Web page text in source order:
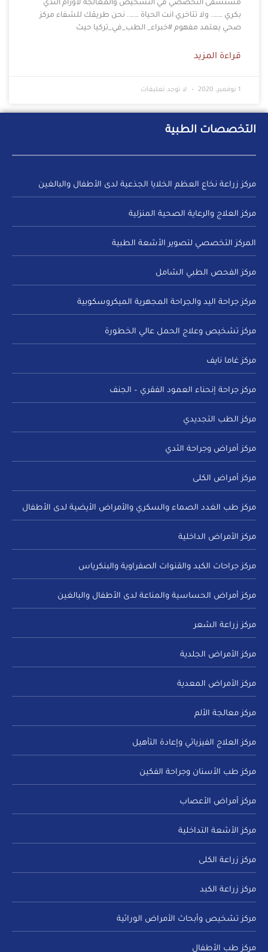
مستشفى التخصصي في التشخيص والمعالجة لاورام الثدي
بكري ……. ولا تتاخري انت الحياة ……. نحن طريقك للشفاء مركز
صحي يعتمد مفهوم #خبراء_ الطب_في_تركيا حيث
قراءة المزيد
1 نوفمبر، 2020 لا توجد تعليقات
التخصصات الطبية
مركز زراعة نخاع العظم الخلايا الجذعية لدى الأطفال والبالغين
مركز العلاج والرعاية الصحية المنزلية
المركز التخصصي لتصوير الأشعة الطبية
مركز الفحص الطبي الشامل
مركز جراحة اليد والجراحة المجهرية الميكروسكوبية
مركز تشخيص وعلاج الحمل عالي الخطورة
مركز غاما نايف
مركز جراحة إنحناء العمود الفقري – الجنف
مركز الطب التجديدي
مركز أمراض وجراحة الثدي
مركز أمراض الكلى
مركز طب الغدد الصماء والسكري والأمراض الأيضية لدى الأطفال
مركز الأمراض الداخلية
مركز جراحات الكبد والقنوات الصفراوية والبنكرياس
مركز أمراض الحساسية والمناعة لدى الأطفال والبالغين
مركز زراعة الشعر
مركز الأمراض الجلدية
مركز الأمراض المعدية
مركز معالجة الألم
مركز العلاج الفيزيائي وإعادة التأهيل
مركز طب الأسنان وجراحة الفكين
مركز أمراض الأعصاب
مركز الأشعة التداخلية
مركز زراعة الكلى
مركز زراعة الكبد
مركز تشخيص وأبحاث الأمراض الوراثية
مركز طب الأطفال